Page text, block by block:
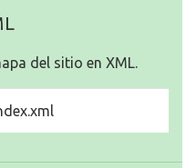
del sitio en XML.